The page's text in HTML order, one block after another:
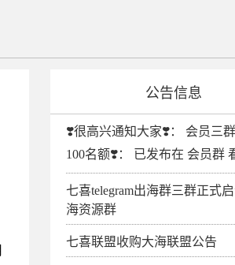
公告信息
❣️很高兴通知大家❣️： 会员三
100名额❣️： 已发布在 会员群
七喜telegram出海群三群正式
海资源群
七喜联盟收购大海联盟公告